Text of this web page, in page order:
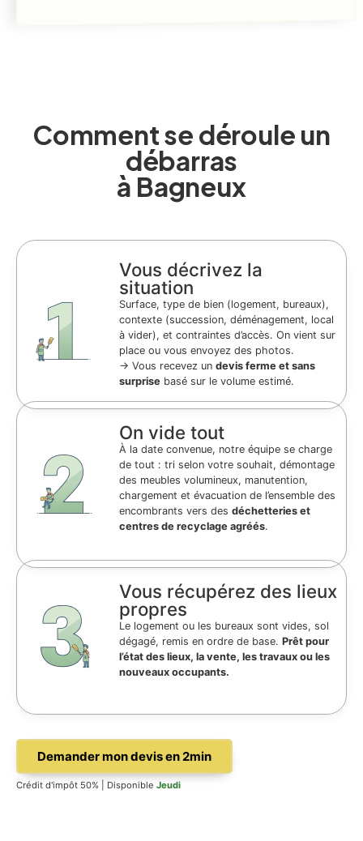
Comment se déroule un
débarras
à Bagneux
Vous décrivez la
situation
Surface, type de bien (logement, bureaux),
contexte (succession, déménagement, local
à vider), et contraintes d’accès. On vient sur
place ou vous envoyez des photos.
→ Vous recevez un devis ferme et sans
surprise basé sur le volume estimé.
On vide tout
À la date convenue, notre équipe se charge
de tout : tri selon votre souhait, démontage
des meubles volumineux, manutention,
chargement et évacuation de l’ensemble des
encombrants vers des déchetteries et
centres de recyclage agréés.
Vous récupérez des lieux
propres
Le logement ou les bureaux sont vides, sol
dégagé, remis en ordre de base. Prêt pour
l’état des lieux, la vente, les travaux ou les
nouveaux occupants.
Demander mon devis en 2min
Crédit d'impôt 50% | Disponible Jeudi